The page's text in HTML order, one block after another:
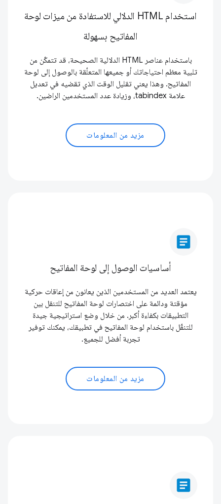
استخدام HTML الدلالي للاستفادة من ميزات لوحة
المفاتيح بسهولة
باستخدام عناصر HTML الدلالية الصحيحة، قد تتمكّن من
تلبية معظم احتياجاتك أو جميعها المتعلّقة بالوصول إلى لوحة
المفاتيح. وهذا يعني تقليل الوقت الذي تقضيه في تعديل
علامة tabindex، وزيادة عدد المستخدمين الراضين.
مزيد من المعلومات
article
أساسيات الوصول إلى لوحة المفاتيح
يعتمد العديد من المستخدمين الذين يعانون من إعاقات حركية
مؤقتة ودائمة على اختصارات لوحة المفاتيح للتنقل بين
التطبيقات بكفاءة أكبر. من خلال وضع استراتيجية جيدة
للتنقّل باستخدام لوحة المفاتيح في تطبيقك، يمكنك توفير
تجربة أفضل للجميع.
مزيد من المعلومات
article